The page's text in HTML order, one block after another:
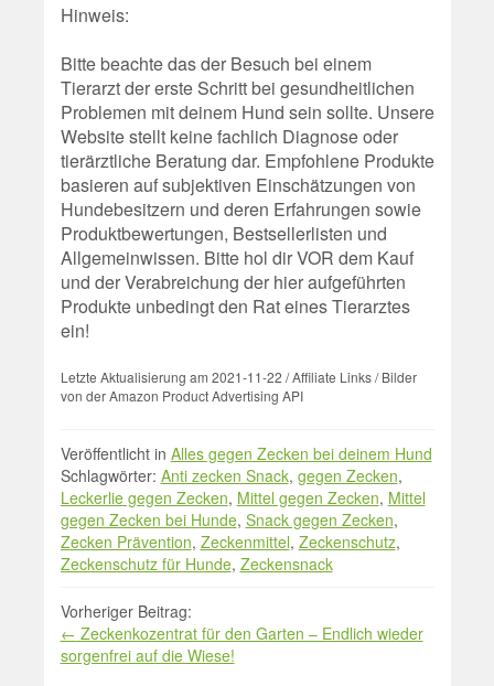
Hinweis:
Bitte beachte das der Besuch bei einem
Tierarzt der erste Schritt bei gesundheitlichen
Problemen mit deinem Hund sein sollte. Unsere
Website stellt keine fachlich Diagnose oder
tierärztliche Beratung dar. Empfohlene Produkte
basieren auf subjektiven Einschätzungen von
Hundebesitzern und deren Erfahrungen sowie
Produktbewertungen, Bestsellerlisten und
Allgemeinwissen. Bitte hol dir VOR dem Kauf
und der Verabreichung der hier aufgeführten
Produkte unbedingt den Rat eines Tierarztes
ein!
Letzte Aktualisierung am 2021-11-22 / Affiliate Links / Bilder
von der Amazon Product Advertising API
Veröffentlicht in Alles gegen Zecken bei deinem Hund
Schlagwörter: Anti zecken Snack, gegen Zecken,
Leckerlie gegen Zecken, Mittel gegen Zecken, Mittel
gegen Zecken bei Hunde, Snack gegen Zecken,
Zecken Prävention, Zeckenmittel, Zeckenschutz,
Zeckenschutz für Hunde, Zeckensnack
Beitrag
Navigation
Vorheriger Beitrag:
← Zeckenkozentrat für den Garten – Endlich wieder
sorgenfrei auf die Wiese!